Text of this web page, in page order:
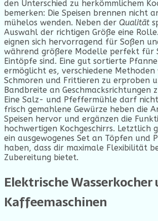
den Unterschied zu herkömmlichem
bemerken: Die Speisen brennen nicht
mühelos wenden. Neben der Qualität
Auswahl der richtigen Größe eine
eignen sich hervorragend für Soßen
während größere Modelle perfekt für
Eintöpfe sind. Eine gut sortierte
ermöglicht es, verschiedene Methoden
Schmoren und Frittieren zu erproben
Bandbreite an Geschmacksrichtungen
Eine Salz- und Pfeffermühle darf
frisch gemahlene Gewürze heben die
Speisen hervor und ergänzen die
hochwertigen Kochgeschirrs. Letztlich
ein ausgewogenes Set an Töpfen und
haben, dass dir maximale Flexibilität
Zubereitung bietet.
Elektrische Wasserkocher
Kaffeemaschinen